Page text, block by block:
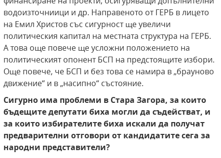
водоизточниици и др. Направеното от ГЕРБ в лицето
на Емил Христов със сигурност ще увеличи
политическия капитал на местната структура на ГЕРБ.
А това още повече ще усложни положението на
политическият опонент БСП на предстоящите избори.
Още повече, че БСП и без това се намира в „брауново
движение“ и в „насипно“ състояние.
Сигурно има проблеми в Стара Загора, за които
бъдещите депутати биха могли да съдействат, и
за които избирателите биха искали да получат
предварителни отговори от кандидатите сега за
народни представители?